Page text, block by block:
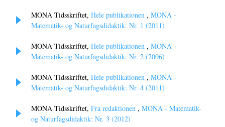
MONA Tidsskriftet, Hele publikationen , MONA -
Matematik- og Naturfagsdidaktik: Nr. 1 (2011)
MONA Tidsskriftet, Hele publikationen , MONA -
Matematik- og Naturfagsdidaktik: Nr. 2 (2006)
MONA Tidsskriftet, Hele publikationen , MONA -
Matematik- og Naturfagsdidaktik: Nr. 4 (2011)
MONA Tidsskriftet, Fra redaktionen , MONA - Matematik-
og Naturfagsdidaktik: Nr. 3 (2012)